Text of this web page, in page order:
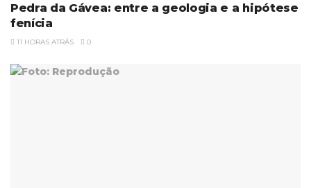
Pedra da Gávea: entre a geologia e a hipótese
fenícia
11 HORAS ATRÁS 0